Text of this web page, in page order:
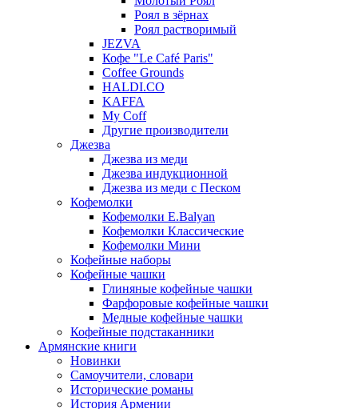
Роял в зёрнах
Роял растворимый
JEZVA
Кофе "Le Café Paris"
Coffee Grounds
HALDI.CO
KAFFA
My Coff
Другие производители
Джезва
Джезва из меди
Джезва индукционной
Джезва из меди с Песком
Кофемолки
Кофемолки E.Balyan
Кофемолки Классические
Кофемолки Мини
Кофейные наборы
Кофейные чашки
Глиняные кофейные чашки
Фарфоровые кофейные чашки
Медные кофейные чашки
Кофейные подстаканники
Армянские книги
Новинки
Самоучители, словари
Исторические романы
История Армении